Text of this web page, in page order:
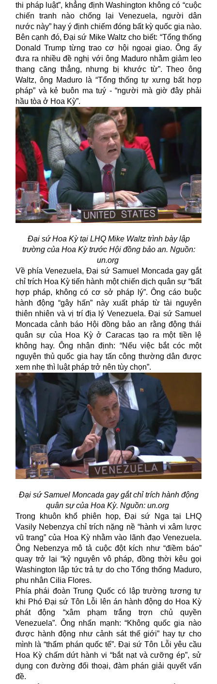
thi pháp luật”, khẳng định Washington không có “cuộc
chiến tranh nào chống lại Venezuela, người dân
nước này” hay ý định chiếm đóng bất kỳ quốc gia nào.
Bên cạnh đó, Đại sứ Mike Waltz cho biết: “Tổng thống
Donald Trump từng trao cơ hội ngoại giao. Ông ấy
đưa ra nhiều đề nghị với ông Maduro nhằm giảm leo
thang căng thẳng, nhưng bị khước từ”. Theo ông
Waltz, ông Maduro là “Tổng thống tự xưng bất hợp
pháp” và kẻ buôn ma tuý - “người mà giờ đây phải
hầu tòa ở Hoa Kỳ”.
Đại sứ Hoa Kỳ tại LHQ Mike Waltz trình bày lập
trường của Hoa Kỳ trước Hội đồng bảo an. Nguồn:
un.org
Về phía Venezuela, Đại sứ Samuel Moncada gay gắt
chỉ trích Hoa Kỳ tiến hành một chiến dịch quân sự “bất
hợp pháp, không có cơ sở pháp lý”. Ông cáo buộc
hành động “gây hấn” này xuất pháp từ tài nguyên
thiên nhiên và vị trí địa lý Venezuela. Đại sứ Samuel
Moncada cảnh báo Hội đồng bảo an rằng động thái
quân sự của Hoa Kỳ ở Caracas tạo ra một tiền lệ
không hay. Ông nhận định: “Nếu việc bắt cóc một
nguyên thủ quốc gia hay tấn công thường dân được
xem nhẹ thì luật pháp trở nên tùy chọn”.
Đại sứ Samuel Moncada gay gắt chỉ trích hành động
quân sự của Hoa Kỳ. Nguồn: un.org
Trong khuôn khổ phiên họp, Đại sứ Nga tại LHQ
Vasily Nebenzya chỉ trích nặng nề “hành vi xâm lược
vũ trang” của Hoa Kỳ nhằm vào lãnh đạo Venezuela.
Ông Nebenzya mô tả cuộc đột kích như “điềm báo”
quay trở lại “kỷ nguyên vô pháp, đồng thời kêu gọi
Washington lập tức trả tự do cho Tổng thống Maduro,
phu nhân Cilia Flores.
Phía phái đoàn Trung Quốc có lập trường tương tự
khi Phó Đại sứ Tôn Lỗi lên án hành động do Hoa Kỳ
phát động “xâm phạm trắng trợn chủ quyền
Venezuela”. Ông nhấn mạnh: “Không quốc gia nào
được hành động như cảnh sát thế giới” hay tự cho
mình là “thẩm phán quốc tế”. Đại sứ Tôn Lỗi yêu cầu
Hoa Kỳ chấm dứt hành vi “bắt nạt và cưỡng ép”, sử
dụng con đường đối thoại, đàm phán giải quyết vấn
đề.